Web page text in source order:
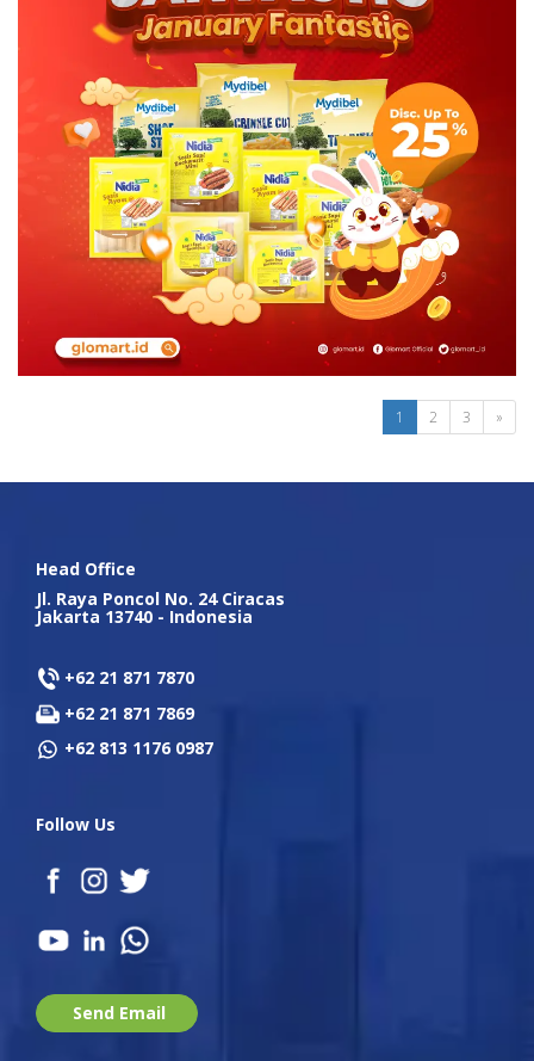
1 2 3 »
Head Office
Jl. Raya Poncol No. 24 Ciracas
Jakarta 13740 - Indonesia
+62 21 871 7870
+62 21 871 7869
+62 813 1176 0987
Follow Us
Send Email